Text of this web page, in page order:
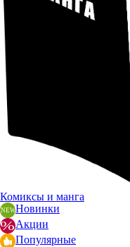
Комиксы и манга
Новинки
Акции
Популярные